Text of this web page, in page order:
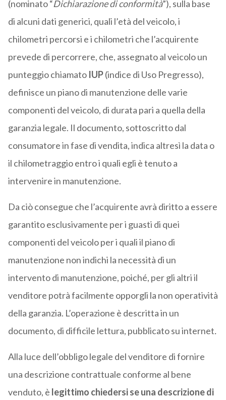
(nominato “Dichiarazione di conformità”), sulla base
di alcuni dati generici, quali l’età del veicolo, i
chilometri percorsi e i chilometri che l’acquirente
prevede di percorrere, che, assegnato al veicolo un
punteggio chiamato IUP(indice di Uso Pregresso),
definisce un piano di manutenzione delle varie
componenti del veicolo, di durata pari a quella della
garanzia legale. Il documento, sottoscritto dal
consumatore in fase di vendita, indica altresì la data o
il chilometraggio entro i quali egli è tenuto a
intervenire in manutenzione.
Da ciò consegue che l’acquirente avrà diritto a essere
garantito esclusivamente per i guasti di quei
componenti del veicolo per i quali il piano di
manutenzione non indichi la necessità di un
intervento di manutenzione, poiché, per gli altri il
venditore potrà facilmente opporgli la non operatività
della garanzia. L’operazione è descritta in un
documento, di difficile lettura, pubblicato su internet.
Alla luce dell’obbligo legale del venditore di fornire
una descrizione contrattuale conforme al bene
venduto, è legittimo chiedersi se una descrizione di